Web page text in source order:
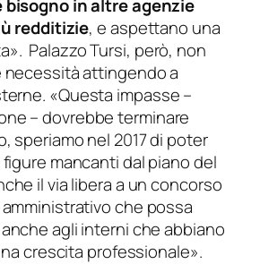
bisogno in altre agenzie
redditizie, e aspettano una
. Palazzo Tursi, però, non
necessità attingendo a
«Questa impasse –
–dovrebbe terminare
speriamo nel 2017 di poter
mancanti dal piano del
il via libera a un concorso
che possa
agli interni che abbiano
crescita professionale».